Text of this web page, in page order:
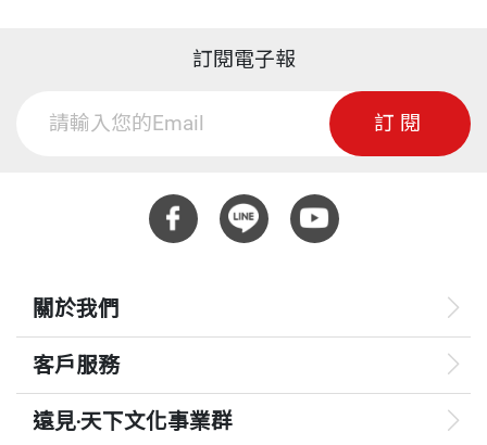
第22章 熱傳遞
22.4 輻射能之吸收
22.6 牛頓的冷卻定律
22.7 全球增溫與溫室效應
第23章 相的變化
訂閱電子報
訂閱
關於我們
客戶服務
遠見‧天下文化事業群